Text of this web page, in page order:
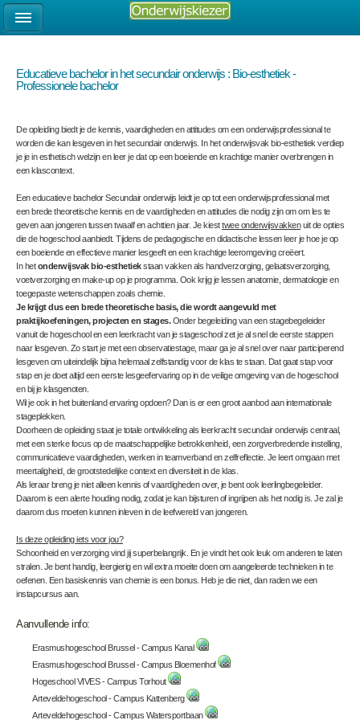
Educatieve bachelor in het secundair onderwijs : Bio-esthetiek -
Professionele bachelor
De opleiding biedt je de kennis, vaardigheden en attitudes om een onderwijsprofessional te
worden die kan lesgeven in het secundair onderwijs. In het onderwijsvak bio-esthetiek verdiep
je je in esthetisch welzijn en leer je dat op een boeiende en krachtige manier overbrengen in
een klascontext.
Een educatieve bachelor Secundair onderwijs leidt je op tot een onderwijsprofessional met
een brede theoretische kennis en de vaardigheden en attitudes die nodig zijn om om les te
geven aan jongeren tussen twaalf en achttien jaar. Je kiesttwee onderwijsvakkenuit de opties
die de hogeschool aanbiedt. Tijdens de pedagogische en didactische lessen leer je hoe je op
een boeiende en effectieve manier lesgeeft en een krachtige leeromgeving creëert.
In hetonderwijsvak bio-esthetiekstaan vakken als handverzorging, gelaatsverzorging,
voetverzorging en make-up op je programma. Ook krijg je lessen anatomie, dermatologie en
toegepaste wetenschappen zoals chemie.
Je krijgt dus een brede theoretische basis, die wordt aangevuld met
praktijkoefeningen, projecten en stages.Onder begeleiding van een stagebegeleider
vanuit de hogeschool en een leerkracht van je stageschool zet je al snel de eerste stappen
naar lesgeven. Zo start je met een observatiestage, maar ga je al snel over naar participerend
lesgeven om uiteindelijk bijna helemaal zelfstandig voor de klas te staan. Dat gaat stap voor
stap en je doet altijd een eerste lesgeefervaring op in de veilige omgeving van de hogeschool
en bij je klasgenoten.
Wil je ook in het buitenland ervaring opdoen? Dan is er een groot aanbod aan internationale
stageplekken.
Doorheen de opleiding staat je totale ontwikkeling als leerkracht secundair onderwijs centraal,
met een sterke focus op de maatschappelijke betrokkenheid, een zorgverbredende instelling,
communicatieve vaardigheden, werken in teamverband en zelfreflectie. Je leert omgaan met
meertaligheid, de grootstedelijke context en diversiteit in de klas.
Als leraar breng je niet alleen kennis of vaardigheden over, je bent ook leerlingbegeleider.
Daarom is een alerte houding nodig, zodat je kan bijsturen of ingrijpen als het nodig is. Je zal je
daarom dus moeten kunnen inleven in de leefwereld van jongeren.
Is deze opleiding iets voor jou?
Schoonheid en verzorging vind jij superbelangrijk. En je vindt het ook leuk om anderen te laten
stralen. Je bent handig, leergierig en wil extra moeite doen om aangeleerde technieken in te
oefenen. Een basiskennis van chemie is een bonus. Heb je die niet, dan raden we een
instapcursus aan.
Aanvullende info:
Erasmushogeschool Brussel - Campus Kanal
Erasmushogeschool Brussel - Campus Bloemenhof
Hogeschool VIVES - Campus Torhout
Arteveldehogeschool - Campus Kattenberg
Arteveldehogeschool - Campus Watersportbaan